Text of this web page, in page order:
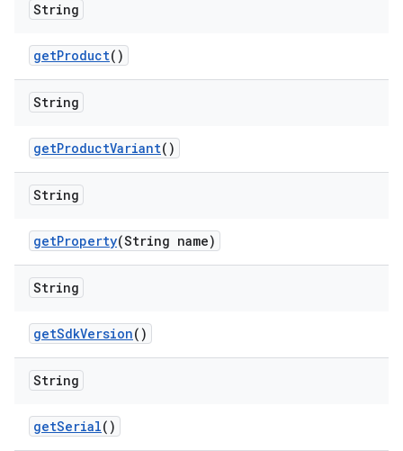
String
getProduct()
String
getProductVariant()
String
getProperty(String name)
String
getSdkVersion()
String
getSerial()